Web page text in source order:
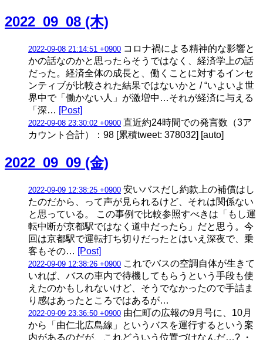
2022_09_08 (木)
2022-09-08 21:14:51 +0900 コロナ禍による精神的な影響と
かの話なのかと思ったらそうではなく、経済学上の話
だった。経済全体の成長と、働くことに対するインセ
ンティブが比較された結果ではないかと / “いよいよ世
界中で「働かない人」が激増中…それが経済に与える
「深… [Post]
2022-09-08 23:30:02 +0900 直近約24時間での発言数（3ア
カウント合計）：98 [累積tweet: 378032] [auto]
2022_09_09 (金)
2022-09-09 12:38:25 +0900 安いバスだし約款上の補償はし
たのだから、って声が見られるけど、それは関係ない
と思っている。 この事例で比較参照すべきは「もし運
転中断が京都駅ではなく道中だったら」だと思う。今
回は京都駅で運転打ち切りだったとはいえ深夜で、乗
客もその… [Post]
2022-09-09 12:38:26 +0900 これでバスの空調自体が生きて
いれば、バスの車内で待機してもらうという手段も使
えたのかもしれないけど、そうでなかったので手詰ま
り感はあったところではあるが…
2022-09-09 23:36:50 +0900 由仁町の広報の9月号に、10月
から「由仁北広島線」というバスを運行するという案
内があるのだが、これどういう位置づけなんだ…? ・